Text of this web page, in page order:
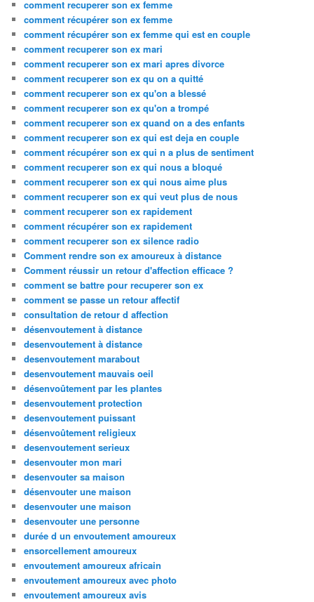
comment recuperer son ex femme
comment récupérer son ex femme
comment récupérer son ex femme qui est en couple
comment recuperer son ex mari
comment recuperer son ex mari apres divorce
comment recuperer son ex qu on a quitté
comment recuperer son ex qu'on a blessé
comment recuperer son ex qu'on a trompé
comment recuperer son ex quand on a des enfants
comment recuperer son ex qui est deja en couple
comment récupérer son ex qui n a plus de sentiment
comment recuperer son ex qui nous a bloqué
comment recuperer son ex qui nous aime plus
comment recuperer son ex qui veut plus de nous
comment recuperer son ex rapidement
comment récupérer son ex rapidement
comment recuperer son ex silence radio
Comment rendre son ex amoureux à distance
Comment réussir un retour d'affection efficace ?
comment se battre pour recuperer son ex
comment se passe un retour affectif
consultation de retour d affection
désenvoutement à distance
desenvoutement à distance
desenvoutement marabout
desenvoutement mauvais oeil
désenvoûtement par les plantes
desenvoutement protection
desenvoutement puissant
désenvoûtement religieux
desenvoutement serieux
desenvouter mon mari
desenvouter sa maison
désenvouter une maison
desenvouter une maison
desenvouter une personne
durée d un envoutement amoureux
ensorcellement amoureux
envoutement amoureux africain
envoutement amoureux avec photo
envoutement amoureux avis